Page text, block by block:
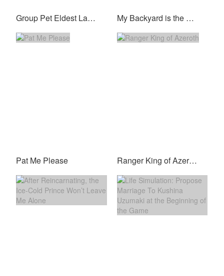
Group Pet Eldest Lady, She Just Wants To Be A Salted Fish My Backyard is the Tang Dynasty
Pat Me Please Ranger King of Azeroth